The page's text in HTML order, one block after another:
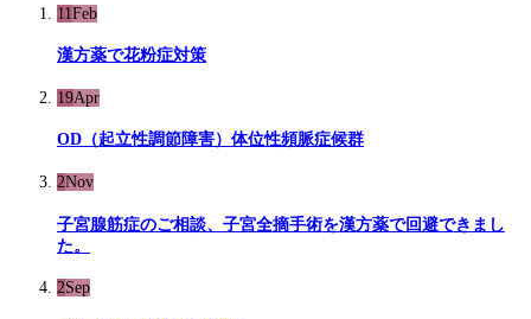
11Feb
漢方薬で花粉症対策
19Apr
OD（起立性調節障害）体位性頻脈症候群
2Nov
子宮腺筋症のご相談、子宮全摘手術を漢方薬で回避できまし
た。
2Sep